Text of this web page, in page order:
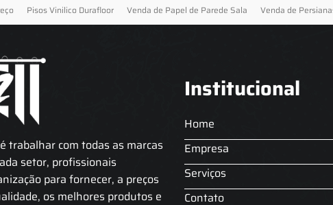
Pisos Vinilico Durafloor Venda de Papel de Parede Sala Venda de
trabalhar com todas as marcas
setor, profissionais
para fornecer, a preços
os melhores produtos e
Institucional
Home
Empresa
Serviços
Contato